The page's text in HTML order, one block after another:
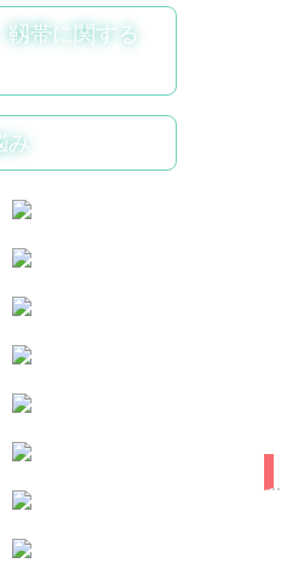
靱帯に関する
み